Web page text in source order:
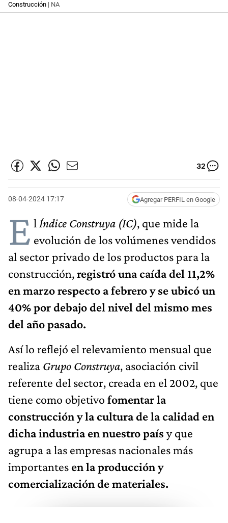
Construcción | NA
32
08-04-2024 17:17 Agregar PERFIL en Google
E l Índice Construya (IC), que mide la
evolución de los volúmenes vendidos
al sector privado de los productos para la
construcción,registró una caída del 11,2%
en marzo respecto a febrero y se ubicó un
40% por debajo del nivel del mismo mes
del año pasado.
Así lo reflejó el relevamiento mensual que
realiza Grupo Construya, asociación civil
referente del sector, creada en el 2002, que
tiene como objetivo fomentar la
construcción y la cultura de la calidad en
dicha industria en nuestro país y que
agrupa a las empresas nacionales más
importantes en la producción y
comercialización de materiales.